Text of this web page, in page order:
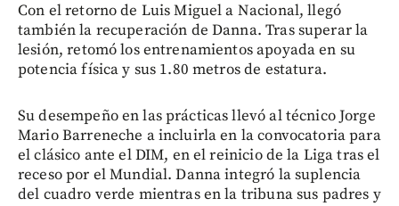
Con el retorno de Luis Miguel a Nacional, llegó
también la recuperación de Danna. Tras superar la
lesión, retomó los entrenamientos apoyada en su
potencia física y sus 1.80 metros de estatura.
Su desempeño en las prácticas llevó al técnico Jorge
Mario Barreneche a incluirla en la convocatoria para
el clásico ante el DIM, en el reinicio de la Liga tras el
receso por el Mundial. Danna integró la suplencia
del cuadro verde mientras en la tribuna sus padres y